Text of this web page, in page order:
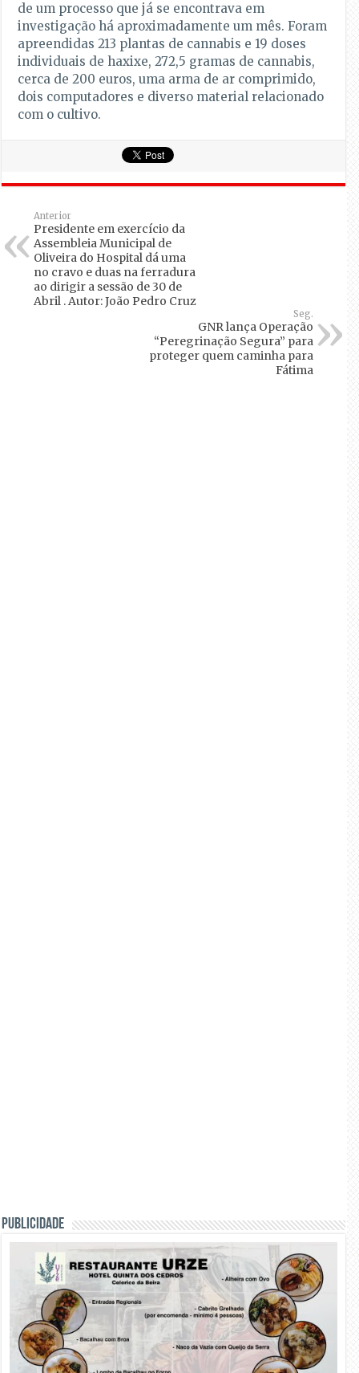
de um processo que já se encontrava em
investigação há aproximadamente um mês. Foram
apreendidas 213 plantas de cannabis e 19 doses
individuais de haxixe, 272,5 gramas de cannabis,
cerca de 200 euros, uma arma de ar comprimido,
dois computadores e diverso material relacionado
com o cultivo.
Anterior
Presidente em exercício da
Assembleia Municipal de
Oliveira do Hospital dá uma
no cravo e duas na ferradura
ao dirigir a sessão de 30 de
Abril . Autor: João Pedro Cruz
Seg.
GNR lança Operação
“Peregrinação Segura” para
proteger quem caminha para
Fátima
PUBLICIDADE